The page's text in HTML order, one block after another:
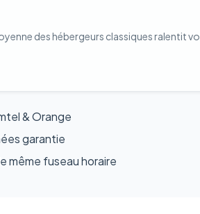
des hébergeurs classiques ralentit
& Orange
garantie
même fuseau horaire